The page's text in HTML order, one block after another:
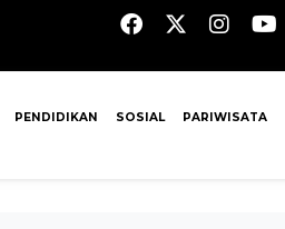
PENDIDIKAN SOSIAL PARIWISATA